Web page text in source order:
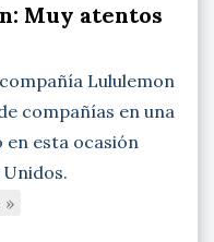
Muy atentos
Lululemon
compañías en una
esta ocasión
»